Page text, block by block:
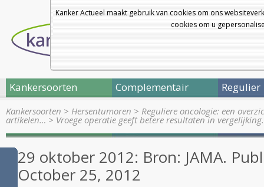
Kanker Actueel maakt gebruik van cookies om ons
cookies om u
Kankersoorten Complementair Regulier
Kankersoorten > Hersentumoren > Reguliere oncologie: een
artikelen… > Vroege operatie geeft betere resultaten in
29 oktober 2012: Bron: JAMA.
October 25, 2012